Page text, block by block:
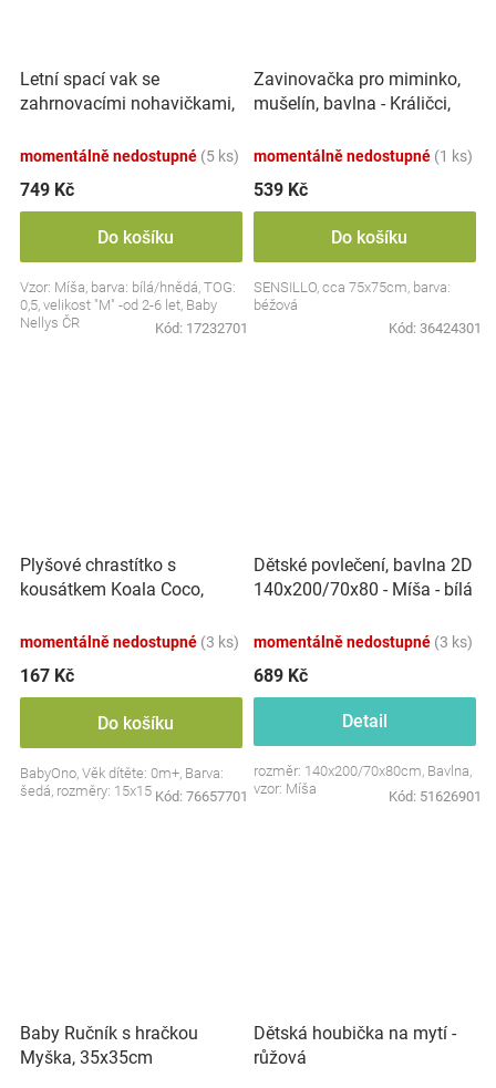
Letní spací vak se
zahrnovacími nohavičkami,
potiskem, M
momentálně nedostupné (5 ks)
749 Kč
Do košíku
Vzor: Míša, barva: bílá/hnědá, TOG:
0,5, velikost "M" -od 2-6 let, Baby
Nellys ČR
Kód: 17232701
Zavinovačka pro miminko,
mušelín, bavlna - Králičci,
momentálně nedostupné (1 ks)
539 Kč
Do košíku
SENSILLO, cca 75x75cm, barva:
béžová
Kód: 36424301
Plyšové chrastítko s
kousátkem Koala Coco,
momentálně nedostupné (3 ks)
167 Kč
Do košíku
BabyOno, Věk dítěte: 0m+, Barva:
šedá, rozměry: 15x15 cm.
Kód: 76657701
Dětské povlečení, bavlna 2D
140x200/70x80 - Míša - bílá
momentálně nedostupné (3 ks)
689 Kč
Detail
rozměr: 140x200/70x80cm, Bavlna,
vzor: Míša
Kód: 51626901
Baby Ručník s hračkou
Myška, 35x35cm
Dětská houbička na mytí -
růžová